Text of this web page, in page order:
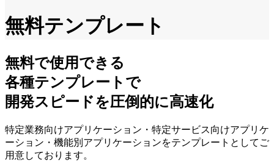
無料テンプレート
無料で使用できる
各種テンプレートで
開発スピードを圧倒的に高速化
特定業務向けアプリケーション・特定サービス向けアプリケ
ーション・機能別アプリケーションをテンプレートとしてご
用意しております。